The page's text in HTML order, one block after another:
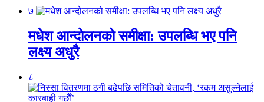
७
मधेश आन्दोलनको समीक्षा: उपलब्धि भए पनि
लक्ष्य अधुरै
८